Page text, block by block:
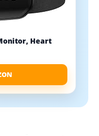
Heart